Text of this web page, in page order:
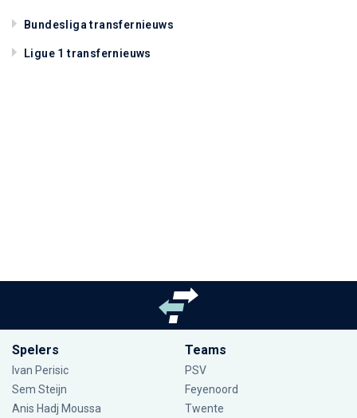
Bundesliga transfernieuws
Ligue 1 transfernieuws
Spelers
Ivan Perisic
Sem Steijn
Anis Hadj Moussa
Teams
PSV
Feyenoord
Twente